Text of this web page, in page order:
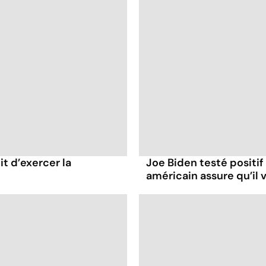
d’exercer la
Joe Biden testé
américain assure qu’il